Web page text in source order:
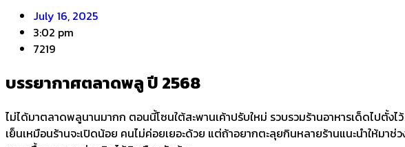
July 16, 2025
3:02 pm
7219
บรรยากาศตลาดพลู ปี 2568
ไม่ได้มาตลาดพลูนานมากก ตอนนี้โซนใต้สะพานเค้าปรับใหม่ รวบรวมร้านอาหารเด็ดไปตั้
เย็นเหมือนร้านจะเปิดน้อย คนไม่ค่อยเยอะด้วย แต่ถ้าอยากตะลุยกินหลายร้านแนะนำให้ม